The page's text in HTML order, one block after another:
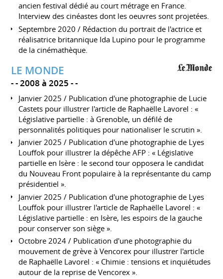
ancien festival dédié au court métrage en France.
Interview des cinéastes dont les oeuvres sont projetées.
Septembre 2020 / Rédaction du portrait de l'actrice et
réalisatrice britannique Ida Lupino pour le programme
de la cinémathèque.
LE MONDE
- 2008 à 2025 -
Janvier 2025 / Publication d'une photographie de Lucie
Castets pour illustrer l'article de Raphaëlle Lavorel : «
Législative partielle : à Grenoble, un défilé de
personnalités politiques pour nationaliser le scrutin ».
Janvier 2025 / Publication d'une photographie de Lyes
Louffok pour illustrer la dépêche AFP : « Législative
partielle en Isère : le second tour opposera le candidat
du Nouveau Front populaire à la représentante du camp
présidentiel ».
Janvier 2025 / Publication d'une photographie de Lyes
Louffok pour illustrer l'article de Raphaëlle Lavorel : «
Législative partielle : en Isère, les espoirs de la gauche
pour conserver son siège ».
Octobre 2024 / Publication d'une photographie du
mouvement de grève à Vencorex pour illustrer l'article
de Raphaëlle Lavorel : « Chimie : tensions et inquiétudes
autour de la reprise de Vencorex ».